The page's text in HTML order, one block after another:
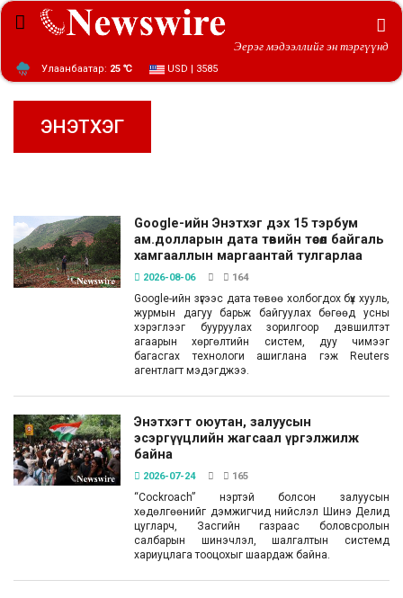
Эерэг мэдээллийг эн тэргүүнд
Улаанбаатар: 25 ℃ USD | 3585
ЭНЭТХЭГ
Google-ийн Энэтхэг дэх 15 тэрбум
ам.долларын дата төвийн төсөл байгаль
хамгааллын маргаантай тулгарлаа
2026-08-06 164
Google-ийн зүгээс дата төвөө холбогдох бүх хууль,
журмын дагуу барьж байгуулах бөгөөд усны
хэрэглээг бууруулах зорилгоор дэвшилтэт
агаарын хөргөлтийн систем, дуу чимээг
багасгах технологи ашиглана гэж Reuters
агентлагт мэдэгджээ.
Энэтхэгт оюутан, залуусын
эсэргүүцлийн жагсаал үргэлжилж
байна
2026-07-24 165
“Cockroach” нэртэй болсон залуусын
хөдөлгөөнийг дэмжигчид нийслэл Шинэ Делид
цугларч, Засгийн газраас боловсролын
салбарын шинэчлэл, шалгалтын системд
хариуцлага тооцохыг шаардаж байна.